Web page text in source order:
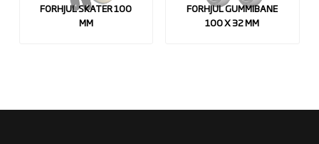
FORHJUL SKATER 100
MM
FORHJUL GUMMIBANE
100 X 32 MM